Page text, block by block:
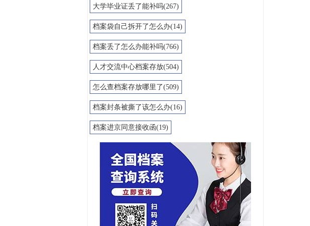
大学毕业证丢了能补吗(267)
档案袋自己拆开了怎么办(14)
档案丢了怎么办能补吗(766)
人才交流中心档案存放(504)
怎么查档案存放哪里了(509)
档案封条被撕了该怎么办(16)
档案进京同意接收函(19)